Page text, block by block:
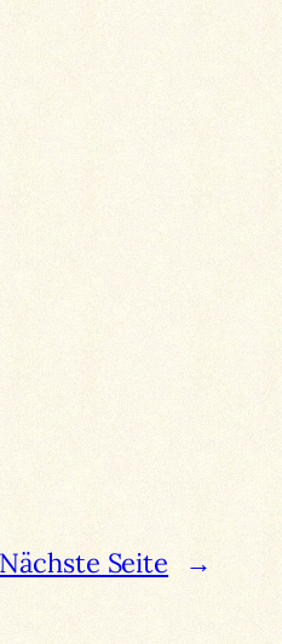
Nächste Seite →